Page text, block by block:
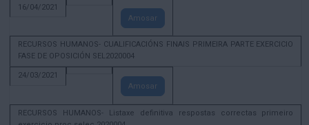
16/04/2021
Amosar
RECURSOS HUMANOS- CUALIFICACIÓNS FINAIS PRIMEIRA PARTE EXERCICIO
FASE DE OPOSICIÓN SEL2020004
24/03/2021
Amosar
RECURSOS HUMANOS- Listaxe definitiva respostas correctas primeiro